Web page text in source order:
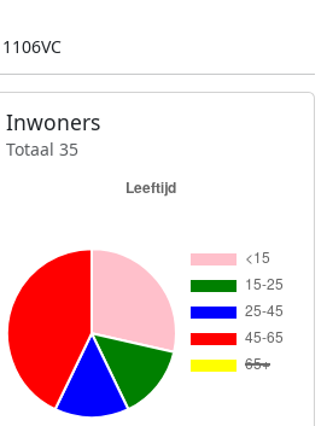
Inwoners
Totaal 35